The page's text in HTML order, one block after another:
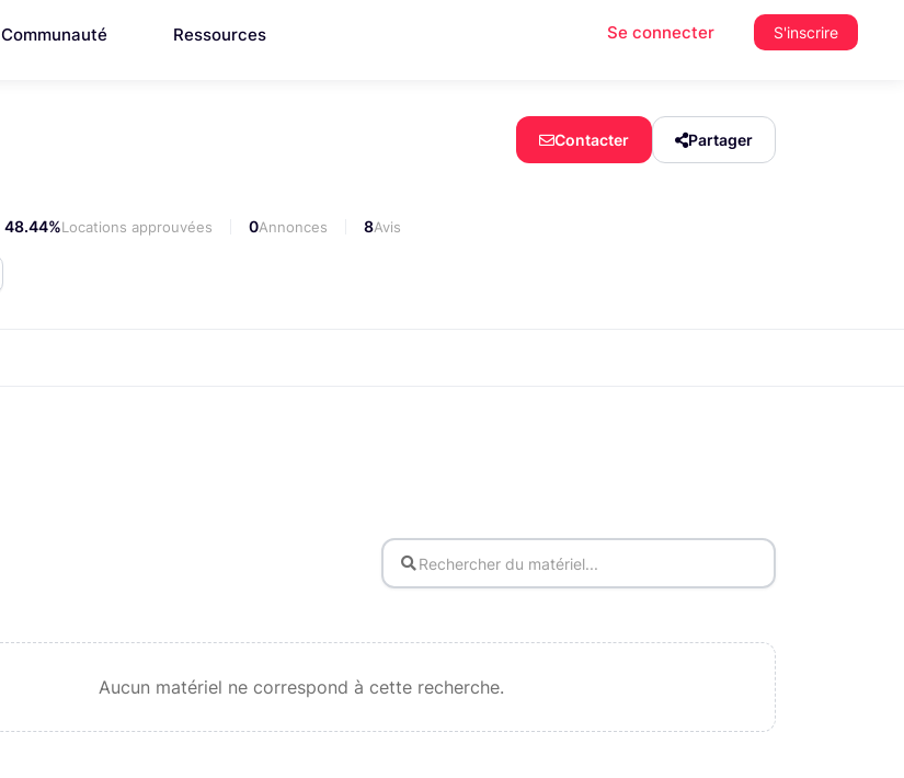
Communauté Ressources Se connecter S'inscrire
Contacter Partager
48.44%Locations approuvées 0Annonces 8Avis
Aucun matériel ne correspond à cette recherche.